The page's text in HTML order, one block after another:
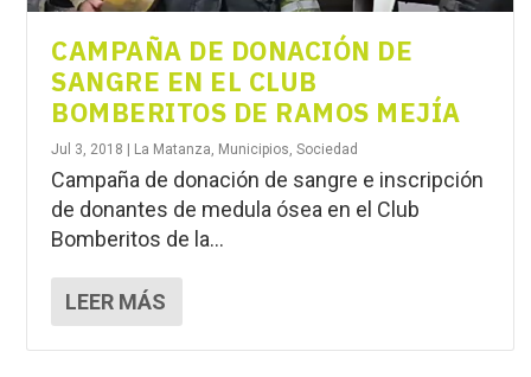
CAMPAÑA DE DONACIÓN DE
SANGRE EN EL CLUB
BOMBERITOS DE RAMOS MEJÍA
Jul 3, 2018 La Matanza, Municipios,Sociedad
Campaña de donación de sangre e inscripción
de donantes de medula ósea en el Club
Bomberitos de la...
LEER MÁS